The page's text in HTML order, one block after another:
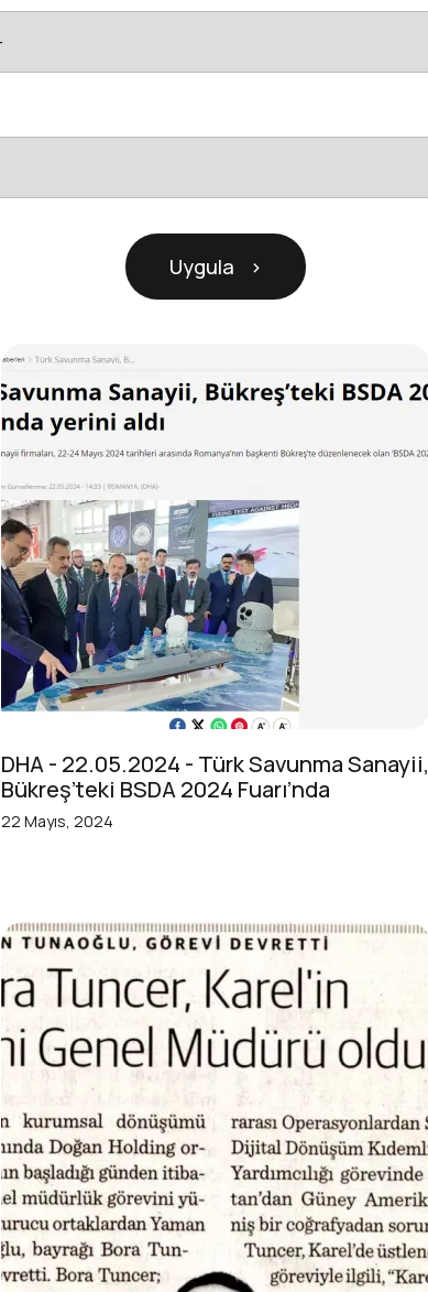
Uygula
DHA - 22.05.2024 - Türk Savunma Sanayii,
Bükreş’teki BSDA 2024 Fuarı’nda
22 Mayıs, 2024